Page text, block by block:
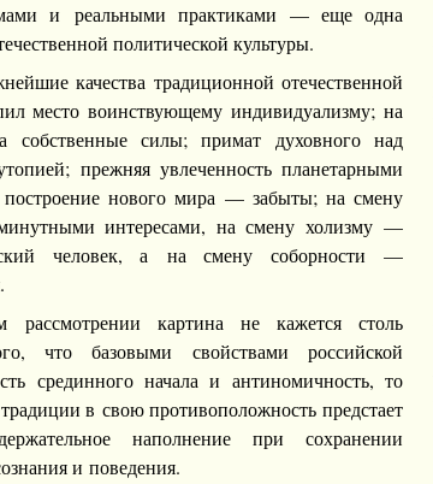
и реальными практиками — еще одна
политической культуры.
качества традиционной отечественной
место воинствующему индивидуализму; на
собственные силы; примат духовного над
прежняя увлеченность планетарными
нового мира — забыты; на смену
интересами, на смену холизму —
человек, а на смену соборности —
рассмотрении картина не кажется столь
что базовыми свойствами российской
срединного начала и антиномичность, то
в свою противоположность предстает
наполнение при сохранении
и поведения.